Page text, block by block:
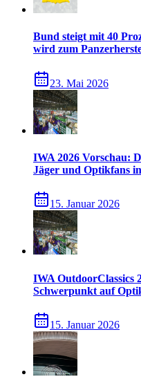
Bund steigt mit 40
wird zum
23. Mai 2026
IWA 2026 Vorschau:
Jäger und Optikfans
15. Januar 2026
IWA OutdoorClassics
Schwerpunkt auf
15. Januar 2026